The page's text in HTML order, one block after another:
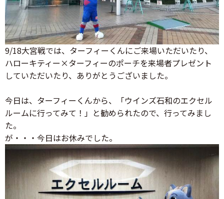
9/18大宮戦では、ターフィーくんにご来場いただいたり、
ハローキティー×ターフィーのポーチを来場者プレゼント
していただいたり、ありがとうございました。
今日は、ターフィーくんから、「ウインズ石和のエクセル
ルームに行ってみて！」と勧められたので、行ってみまし
た。
が・・・今日はお休みでした。